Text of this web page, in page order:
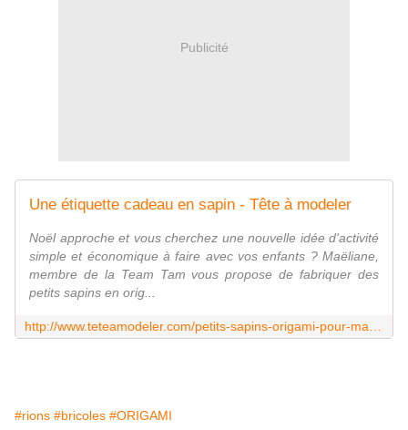
Publicité
Une étiquette cadeau en sapin - Tête à modeler
Noël approche et vous cherchez une nouvelle idée d'activité
simple et économique à faire avec vos enfants ? Maëliane,
membre de la Team Tam vous propose de fabriquer des
petits sapins en orig...
#rions #bricoles #ORIGAMI